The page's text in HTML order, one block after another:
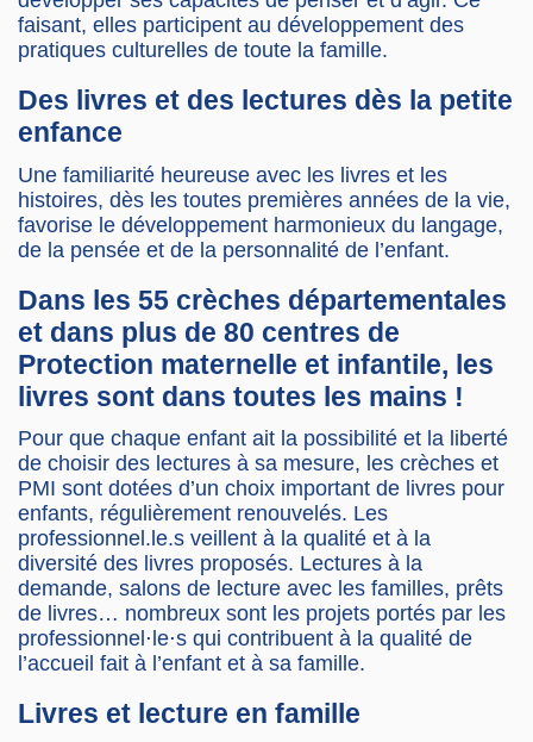
faisant, elles participent au développement des
pratiques culturelles de toute la famille.
Des livres et des lectures dès la petite
enfance
Une familiarité heureuse avec les livres et les
histoires, dès les toutes premières années de la vie,
favorise le développement harmonieux du langage,
de la pensée et de la personnalité de l’enfant.
Dans les 55 crèches départementales
et dans plus de 80 centres de
Protection maternelle et infantile, les
livres sont dans toutes les mains !
Pour que chaque enfant ait la possibilité et la liberté
de choisir des lectures à sa mesure, les crèches et
PMI sont dotées d’un choix important de livres pour
enfants, régulièrement renouvelés. Les
professionnel.le.s veillent à la qualité et à la
diversité des livres proposés. Lectures à la
demande, salons de lecture avec les familles, prêts
de livres… nombreux sont les projets portés par les
professionnel⋅le⋅s qui contribuent à la qualité de
l’accueil fait à l’enfant et à sa famille.
Livres et lecture en famille